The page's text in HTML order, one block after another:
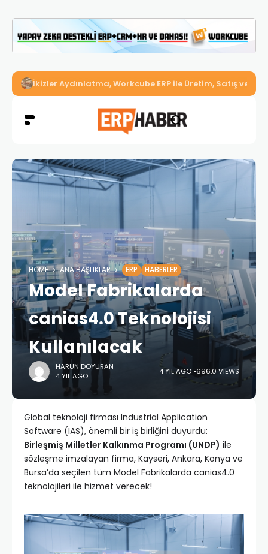
İkizler Aydınlatma, Workcube ERP ile Üretim, Satış ve
HOME ANA BAŞLIKLAR ERP HABERLER
Model Fabrikalarda
canias4.0 Teknolojisi
Kullanılacak
HARUN DOYURAN
4 YIL AGO
4 YIL AGO 696,0 VIEWS
Global teknoloji firması Industrial Application
Software (IAS), önemli bir iş birliğini duyurdu:
Birleşmiş Milletler Kalkınma Programı (UNDP) ile
sözleşme imzalayan firma, Kayseri, Ankara, Konya ve
Bursa’da seçilen tüm Model Fabrikalarda canias4.0
teknolojileri ile hizmet verecek!